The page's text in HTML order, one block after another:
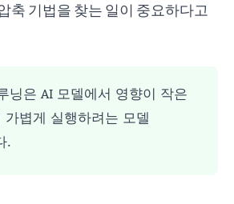
축 기법을 찾는 일이 중요하다고
닝은 AI 모델에서 영향이 작은
볍게 실행하려는 모델
.